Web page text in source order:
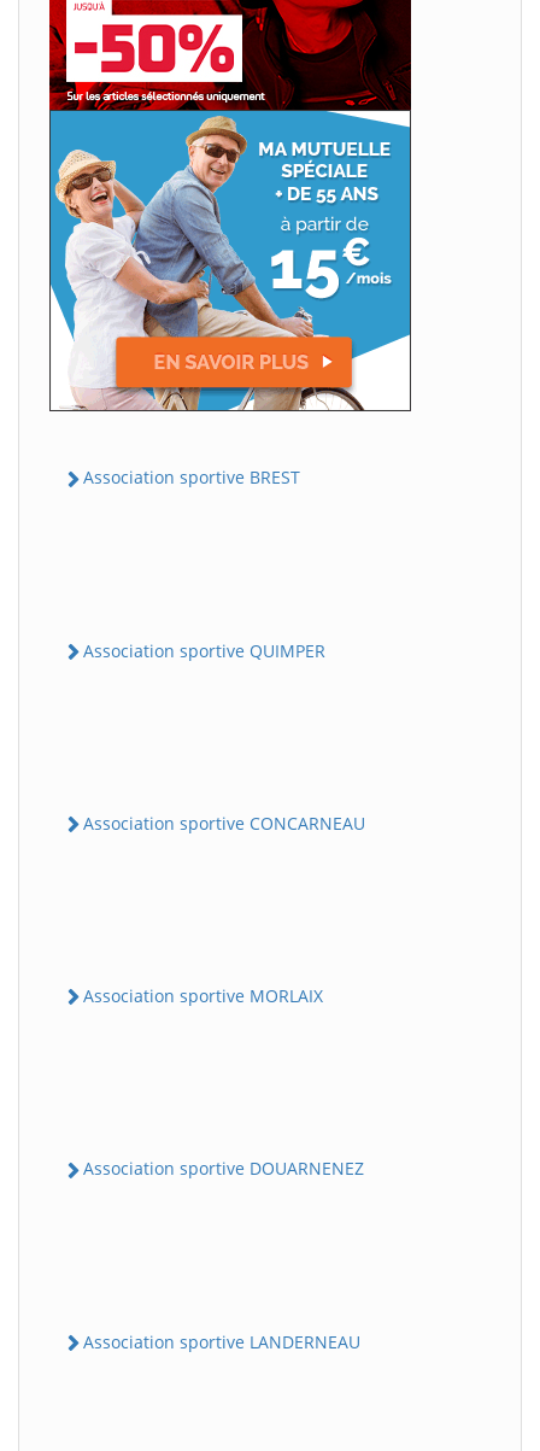
Association sportive BREST
Association sportive QUIMPER
Association sportive CONCARNEAU
Association sportive MORLAIX
Association sportive DOUARNENEZ
Association sportive LANDERNEAU